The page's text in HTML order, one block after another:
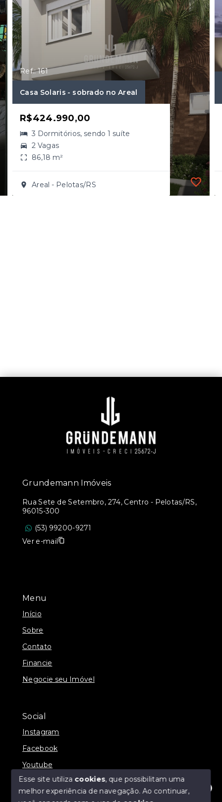
Ref.: 161
Casa Solaris - sobrado no Areal
R$424.990,00
3 Dormitórios, sendo 1 suíte
2 Vagas
86,18 m²
Areal - Pelotas/RS
Olá! Estamos disponíveis para te ajudar.
Menu
Início
Sobre
Contato
Financie
Negocie seu Imóvel
Social
Instagram
Facebook
Youtube
Grundemann Imóveis
Rua Sete de Setembro, 274, Centro - Pelotas/RS,
96015-300
(53) 99200-9271
Ver e-mail
Esse site utiliza cookies, que possibilitam uma
melhor experiência de navegação.Ao continuar,